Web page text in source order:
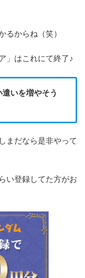
るからね（笑）
」はこれにて終了♪
いを増やそう
まだなら是非やって
い登録してた方がお